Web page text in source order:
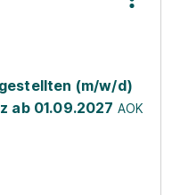
(m/w/d)
ab 01.09.2027 AOK